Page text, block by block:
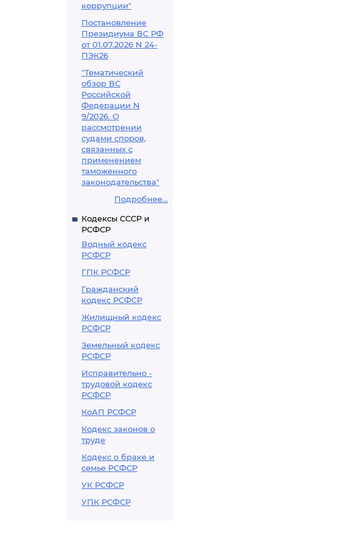
коррупции"
Постановление
Президиума ВС РФ
от 01.07.2026 N 24-
ПЭК26
"Тематический
обзор ВС
Российской
Федерации N
9/2026. О
рассмотрении
судами споров,
связанных с
применением
таможенного
законодательства"
Подробнее...
Кодексы СССР и
РСФСР
Водный кодекс
РСФСР
ГПК РСФСР
Гражданский
кодекс РСФСР
Жилищный кодекс
РСФСР
Земельный кодекс
РСФСР
Исправительно -
трудовой кодекс
РСФСР
КоАП РСФСР
Кодекс законов о
труде
Кодекс о браке и
семье РСФСР
УК РСФСР
УПК РСФСР